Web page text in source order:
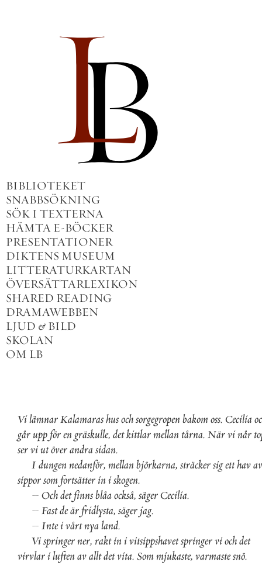
BIBLIOTEKET
SNABBSÖKNING
SÖK I TEXTERNA
HÄMTA E-BÖCKER
PRESENTATIONER
DIKTENS MUSEUM
LITTERATURKARTAN
ÖVERSÄTTARLEXIKON
SHARED READING
DRAMAWEBBEN
LJUD & BILD
SKOLAN
OM LB
VilämnarKalamarashusochsorgegropenbakomoss. Cecilia
gåruppförengräskulle, detkittlarmellan tårna. Närvinår
serviutöverandrasidan.
I dungennedanför, mellanbjörkarna, sträckersigetthavav
sipporsomfortsätteriniskogen.
– Ochdetfinnsblåaockså, sägerCecilia.
– Fastdeärfridlysta, sägerjag.
– Inteivårtnyaland.
Vispringerner, raktinivitsippshavetspringerviochdet
virvlariluftenavalltdetvita. Sommjukaste, varmastesnö.